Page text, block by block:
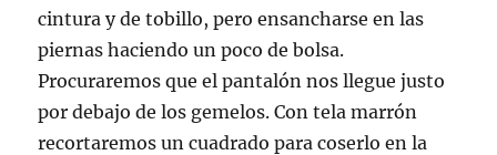
cintura y de tobillo, pero ensancharse en las
piernas haciendo un poco de bolsa.
Procuraremos que el pantalón nos llegue justo
por debajo de los gemelos. Con tela marrón
recortaremos un cuadrado para coserlo en la